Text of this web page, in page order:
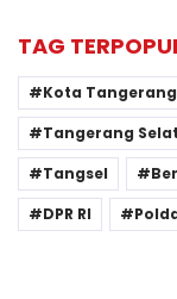
TAG
Kota Tangerang
Tangerang
Tangsel
DPR RI